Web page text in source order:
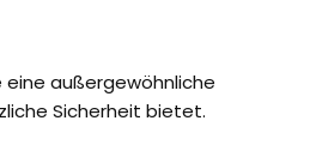
außergewöhnliche
Sicherheit bietet.